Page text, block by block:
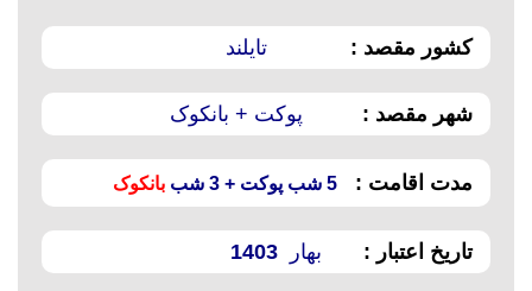
کشور مقصد : تایلند
شهر مقصد : پوکت + بانکوک
مدت اقامت : 5 شب پوکت + 3 شب بانکوک
تاریخ اعتبار : بهار